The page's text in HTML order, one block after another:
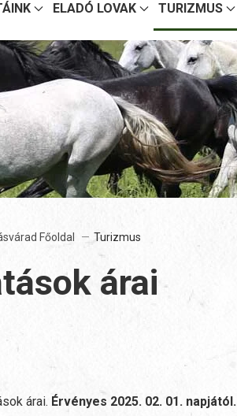
ELADÓ LOVAK TURIZMUS
Főoldal Turizmus
árai
árai. Érvényes 2025. 02. 01. napjától.